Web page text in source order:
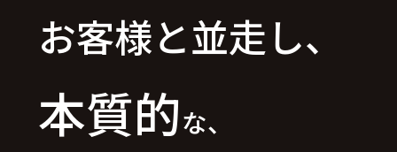
お客様と並走し、
本質的な、